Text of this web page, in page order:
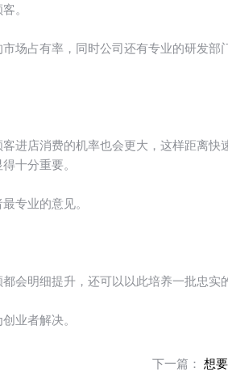
。
占有率，同时公司还有专业的研发部
店消费的机率也会更大，这样距离快
十分重要。
专业的意见。
明细提升，还可以以此培养一批忠实的
业者解决。
下一篇： 想